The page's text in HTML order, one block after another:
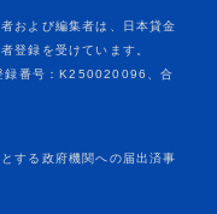
および編集者は、日本貸金
登録を受けています。
録番号：K250020096、合
する政府機関への届出済事